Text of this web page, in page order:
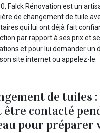
Falck Rénovation est un
de changement de tuile
qui lui ont déjà fait
par rapport à ses prix et
et pour lui demander un
site internet ou appelez-le.
de tuiles
être contacté
pour préparer